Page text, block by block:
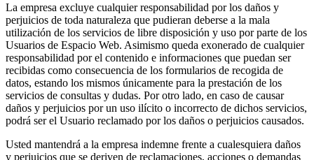
La empresa excluye cualquier responsabilidad por los daños y
perjuicios de toda naturaleza que pudieran deberse a la mala
utilización de los servicios de libre disposición y uso por parte de los
Usuarios de Espacio Web. Asimismo queda exonerado de cualquier
responsabilidad por el contenido e informaciones que puedan ser
recibidas como consecuencia de los formularios de recogida de
datos, estando los mismos únicamente para la prestación de los
servicios de consultas y dudas. Por otro lado, en caso de causar
daños y perjuicios por un uso ilícito o incorrecto de dichos servicios,
podrá ser el Usuario reclamado por los daños o perjuicios causados.
Usted mantendrá a la empresa indemne frente a cualesquiera daños
y perjuicios que se deriven de reclamaciones, acciones o demandas